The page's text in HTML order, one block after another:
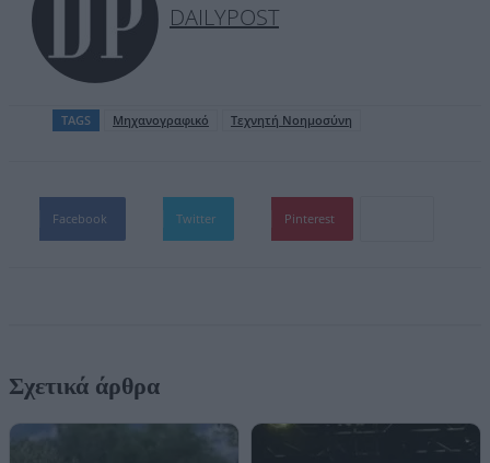
DAILYPOST
TAGS Μηχανογραφικό Τεχνητή Νοημοσύνη
Facebook Twitter Pinterest
Σχετικά άρθρα